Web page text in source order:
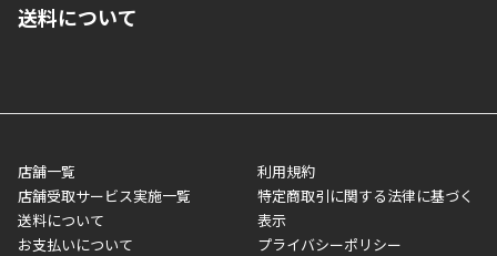
■代金引換(代引)※手数料がかかります
■商品によっては一部決済方法が使用できない場合がございま
す。
ご注文が確認出来次第、1～4営業日に発送いたします。「お取り
業日にてお引渡しとなります。(離島などの場合、例外もあります)
メーカー直送品など一部商品については、その他商品との購入に
制限がかかる場合がございます。また発送日についても、通常と
異なる場合がございます。対象商品の説明ページをご確認くださ
い。
送料について
店舗一覧
店舗受取サービス実施一覧
送料について
お支払いについて
利用規約
特定商取引に関する法律に基づく
表示
プライバシーポリシー